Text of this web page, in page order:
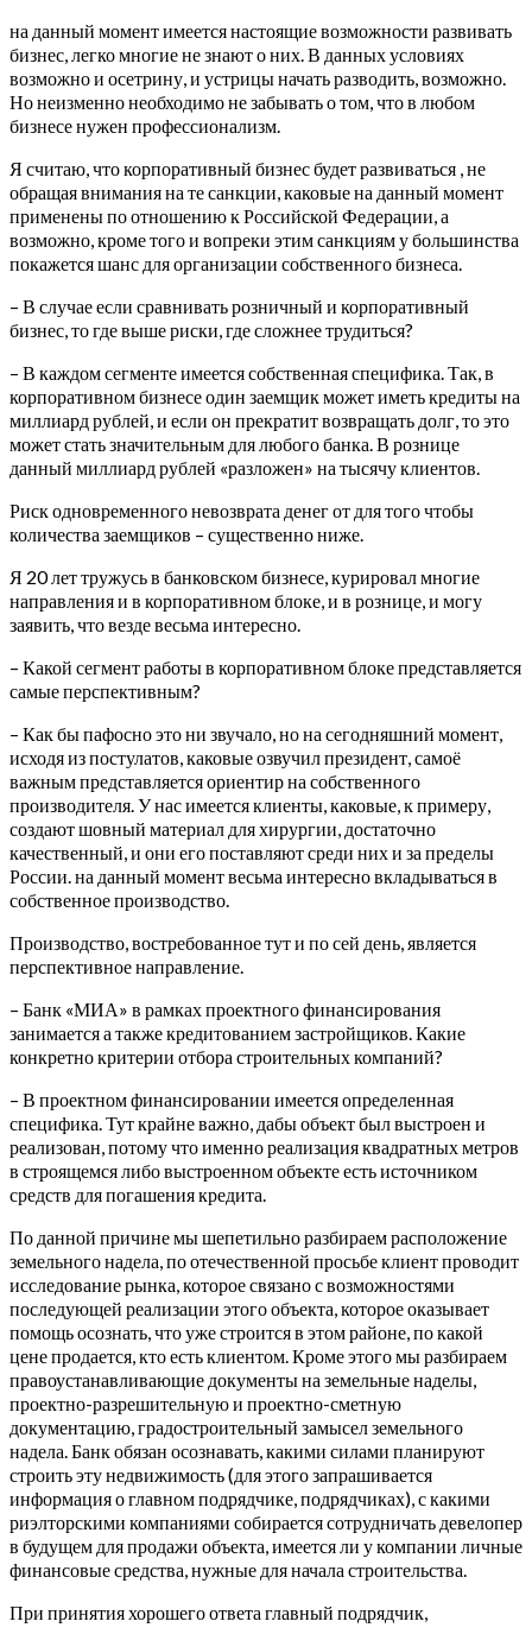
на данный момент имеется настоящие возможности развивать
бизнес, легко многие не знают о них. В данных условиях
возможно и осетрину, и устрицы начать разводить, возможно.
Но неизменно необходимо не забывать о том, что в любом
бизнесе нужен профессионализм.
Я считаю, что корпоративный бизнес будет развиваться , не
обращая внимания на те санкции, каковые на данный момент
применены по отношению к Российской Федерации, а
возможно, кроме того и вопреки этим санкциям у большинства
покажется шанс для организации собственного бизнеса.
– В случае если сравнивать розничный и корпоративный
бизнес, то где выше риски, где сложнее трудиться?
– В каждом сегменте имеется собственная специфика. Так, в
корпоративном бизнесе один заемщик может иметь кредиты на
миллиард рублей, и если он прекратит возвращать долг, то это
может стать значительным для любого банка. В рознице
данный миллиард рублей «разложен» на тысячу клиентов.
Риск одновременного невозврата денег от для того чтобы
количества заемщиков – существенно ниже.
Я 20 лет тружусь в банковском бизнесе, курировал многие
направления и в корпоративном блоке, и в рознице, и могу
заявить, что везде весьма интересно.
– Какой сегмент работы в корпоративном блоке представляется
самые перспективным?
– Как бы пафосно это ни звучало, но на сегодняшний момент,
исходя из постулатов, каковые озвучил президент, самоё
важным представляется ориентир на собственного
производителя. У нас имеется клиенты, каковые, к примеру,
создают шовный материал для хирургии, достаточно
качественный, и они его поставляют среди них и за пределы
России. на данный момент весьма интересно вкладываться в
собственное производство.
Производство, востребованное тут и по сей день, является
перспективное направление.
– Банк «МИА» в рамках проектного финансирования
занимается а также кредитованием застройщиков. Какие
конкретно критерии отбора строительных компаний?
– В проектном финансировании имеется определенная
специфика. Тут крайне важно, дабы объект был выстроен и
реализован, потому что именно реализация квадратных метров
в строящемся либо выстроенном объекте есть источником
средств для погашения кредита.
По данной причине мы шепетильно разбираем расположение
земельного надела, по отечественной просьбе клиент проводит
исследование рынка, которое связано с возможностями
последующей реализации этого объекта, которое оказывает
помощь осознать, что уже строится в этом районе, по какой
цене продается, кто есть клиентом. Кроме этого мы разбираем
правоустанавливающие документы на земельные наделы,
проектно-разрешительную и проектно-сметную
документацию, градостроительный замысел земельного
надела. Банк обязан осознавать, какими силами планируют
строить эту недвижимость (для этого запрашивается
информация о главном подрядчике, подрядчиках), с какими
риэлторскими компаниями собирается сотрудничать девелопер
в будущем для продажи объекта, имеется ли у компании личные
финансовые средства, нужные для начала строительства.
При принятия хорошего ответа главный подрядчик,